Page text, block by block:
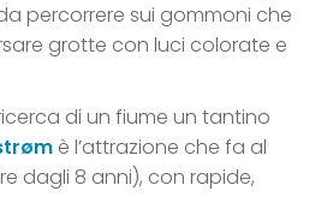
percorrere sui gommoni che
grotte con luci colorate e
di un fiume un tantino
è l’attrazione che fa al
dagli 8 anni), con rapide,